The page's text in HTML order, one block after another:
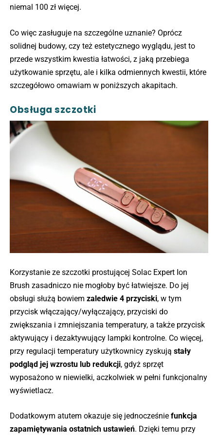
niemal 100 zł więcej.
Co więc zasługuje na szczególne uznanie? Oprócz
solidnej budowy, czy też estetycznego wyglądu, jest to
przede wszystkim kwestia łatwości, z jaką przebiega
użytkowanie sprzętu, ale i kilka odmiennych kwestii, które
szczegółowo omawiam w poniższych akapitach.
Obsługa szczotki
Korzystanie ze szczotki prostującej Solac Expert Ion
Brush zasadniczo nie mogłoby być łatwiejsze. Do jej
obsługi służą bowiem zaledwie 4 przyciski, w tym
przycisk włączający/wyłączający, przyciski do
zwiększania i zmniejszania temperatury, a także przycisk
aktywujący i dezaktywujący lampki kontrolne. Co więcej,
przy regulacji temperatury użytkownicy zyskują stały
podgląd jej wzrostu lub redukcji, gdyż sprzęt
wyposażono w niewielki, aczkolwiek w pełni funkcjonalny
wyświetlacz.
Dodatkowym atutem okazuje się jednocześnie funkcja
zapamiętywania ostatnich ustawień. Dzięki temu przy